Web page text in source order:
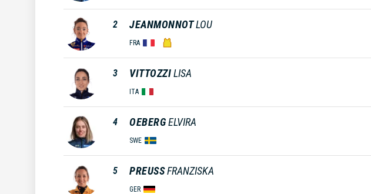
2 JEANMONNOTLOU
FRA
3 VITTOZZILISA
ITA
4 OEBERGELVIRA
SWE
5 PREUSSFRANZISKA
GER